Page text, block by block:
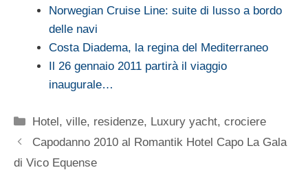
Norwegian Cruise Line: suite di lusso a bordo
delle navi
Costa Diadema, la regina del Mediterraneo
Il 26 gennaio 2011 partirà il viaggio
inaugurale…
Categorie
Hotel, ville, residenze, Luxury yacht, crociere
Capodanno 2010 al Romantik Hotel Capo La Gala
di Vico Equense